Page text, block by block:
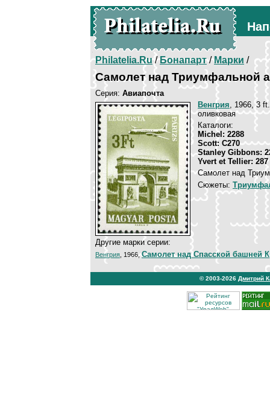
Philatelia.Ru/Бонапарт/Марки /
Самолет над Триумфальной
Серия: Авиапочта
Венгрия, 1966, 3
оливковая
Каталоги:
Michel: 2288
Scott: C270
Stanley Gibbons:
Yvert et Tellier:
Самолет над
Сюжеты:
Другие марки серии:
Венгрия , 1966,Самолет над Спасской башней
© 2003-2026 Дмитрий